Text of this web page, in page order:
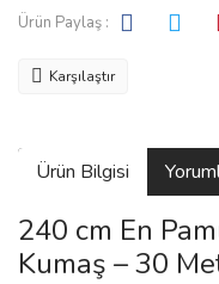
Ürün Paylaş :
Karşılaştır
Ürün Bilgisi
240 cm En
Kumaş – 30